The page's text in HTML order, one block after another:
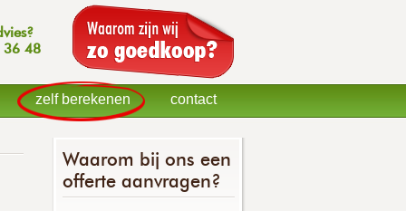
36 48
Waarom bij ons een
offerte aanvragen?
zelf berekenen contact